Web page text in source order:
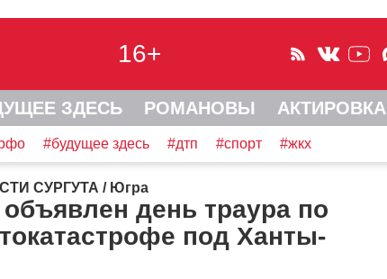
16+
ЗДЕСЬ РОМАНОВЫ АКТИРОВКА
#будущее здесь #дтп #спорт #жкх
СУРГУТА / Югра
день траура по
под Ханты-